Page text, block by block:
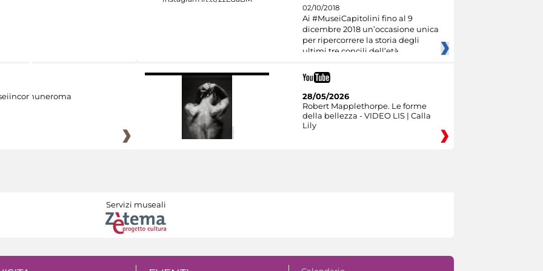
02/10/2018
Ai #MuseiCapitolini fino al 9
dicembre 2018 un’occasione unica
per ripercorrere la storia degli
ultimi tre concili dell’età
28/05/2026
Robert Mapplethorpe. Le forme
della bellezza - VIDEO LIS | Calla
Lily
Servizi museali